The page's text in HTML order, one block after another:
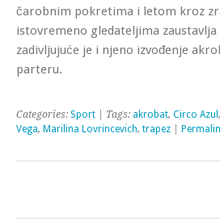
čarobnim pokretima i letom kroz
istovremeno gledateljima zaustavlja
zadivljujuće je i njeno izvođenje
parteru.
Categories: Sport | Tags: akrobat, Circo Azul ,
Vega, Marilina Lovrincevich, trapez